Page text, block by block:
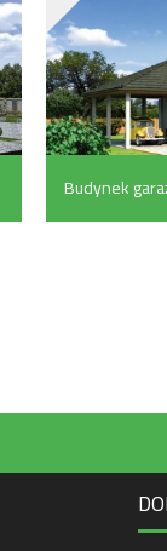
Budynek
wiatą i pom.